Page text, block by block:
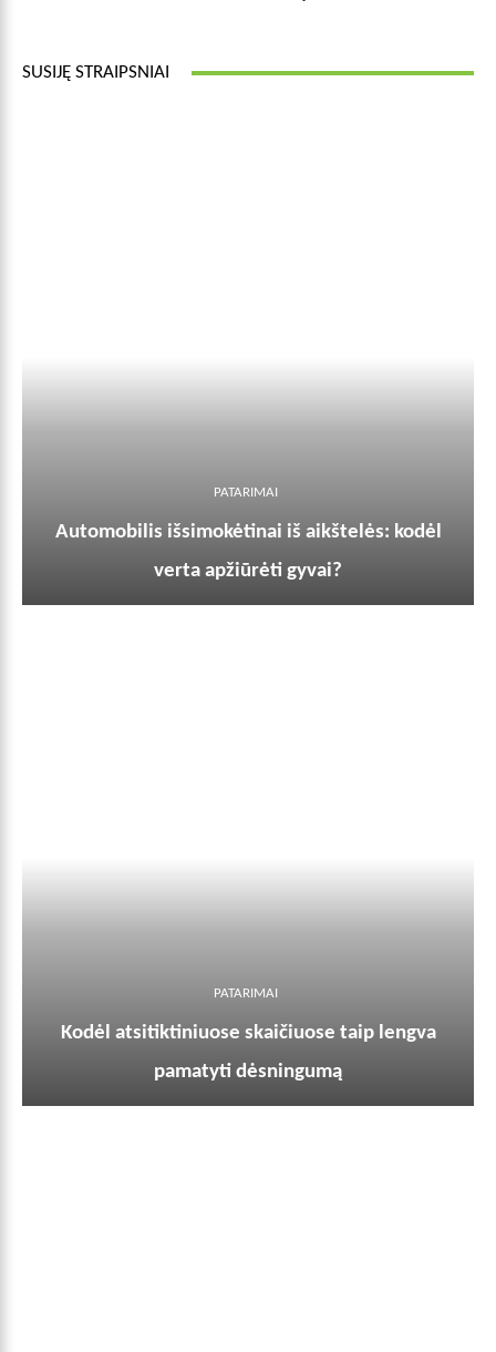
SUSIJĘ STRAIPSNIAI
PATARIMAI
Automobilis išsimokėtinai iš aikštelės: kodėl
verta apžiūrėti gyvai?
PATARIMAI
Kodėl atsitiktiniuose skaičiuose taip lengva
pamatyti dėsningumą